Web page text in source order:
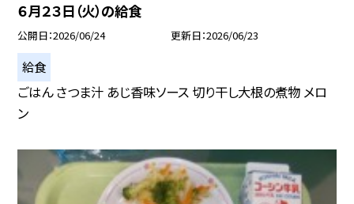
６月２３日（火）の給食
公開日 2026/06/24 更新日 2026/06/23
給食
ごはん さつま汁 あじ香味ソース 切り干し大根の煮物 メロ
ン